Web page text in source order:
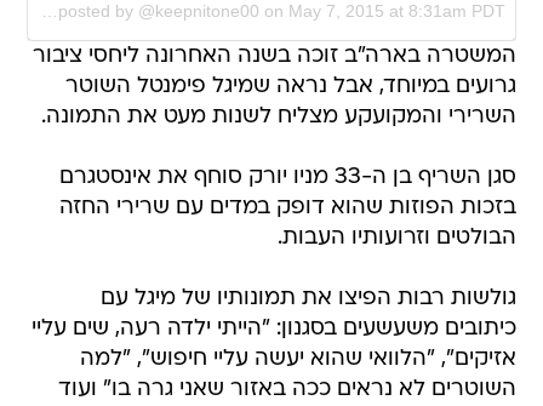
May 7, 2015 at 8:31am PDT
המשטרה בארה"ב זוכה בשנה האחרונה ליחסי ציבור
גרועים במיוחד, אבל נראה שמיגל פימנטל השוטר
השרירי והמקועקע מצליח לשנות מעט את התמונה.
סגן השריף בן ה-33 מניו יורק סוחף את אינסטגרם
בזכות הפוזות שהוא דופק במדים עם שרירי החזה
הבולטים וזרועותיו העבות.
גולשות רבות הפיצו את תמונותיו של מיגל עם
כיתובים משעשעים בסגנון: "הייתי ילדה רעה, שים עליי
אזיקים", "הלוואי שהוא יעשה עליי חיפוש", "למה
השוטרים לא נראים ככה באזור שאני גרה בו" ועוד